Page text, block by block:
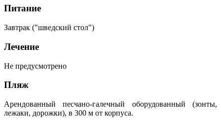
Питание
Завтрак ("шведский стол")
Лечение
Не предусмотрено
Пляж
Арендованный песчано-галечный оборудованный (зонты,
лежаки, дорожки), в 300 м от корпуса.